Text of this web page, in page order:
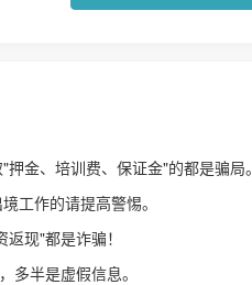
金、培训费、保证金"的都是骗局。
工作的请提高警惕。
现"都是诈骗！
多半是虚假信息。